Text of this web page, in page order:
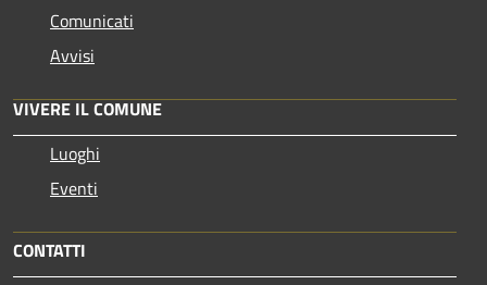
Comunicati
Avvisi
VIVERE IL COMUNE
Luoghi
Eventi
CONTATTI